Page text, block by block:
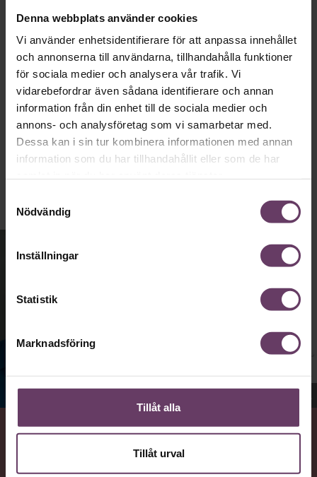
Denna webbplats använder cookies
Vi använder enhetsidentifierare för att anpassa innehållet
och annonserna till användarna, tillhandahålla funktioner
för sociala medier och analysera vår trafik. Vi
vidarebefordrar även sådana identifierare och annan
information från din enhet till de sociala medier och
annons- och analysföretag som vi samarbetar med.
Dessa kan i sin tur kombinera informationen med annan
information som du har tillhandahållit eller som de har
Nödvändig
Inställningar
Statistik
Marknadsföring
Tillåt alla
Tillåt urval
statsvetaren Jenny Madestam: ”Hellre en
tråkig partiledare i foträta skor, än en
känslomässig spelevink i högklackat.”
Ledarskap
Text:Fredrik Kullberg
Publicerad
2026-08-03
Statsvetaren Jenny Madestam, lektor vid Södertörns